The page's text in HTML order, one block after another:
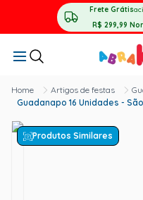
Frete Grátis
R$ 299,99
Artigos de festas
Guadanapo 16 Unidades -
Produtos Similares